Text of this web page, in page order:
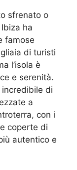
sfrenato o
ha
famose
di turisti
l’isola è
e serenità.
di
a
con i
coperte di
autentico e